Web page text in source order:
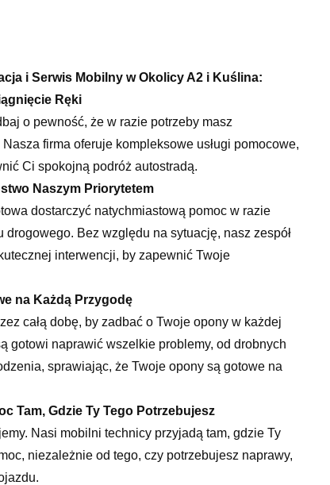
i Serwis Mobilny w Okolicy A2 i Kuślina:
Ręki
o pewność, że w razie potrzeby masz
firma oferuje kompleksowe usługi pomocowe,
Ci spokojną podróż autostradą.
Naszym Priorytetem
dostarczyć natychmiastową pomoc w razie
drogowego. Bez względu na sytuację, nasz zespół
interwencji, by zapewnić Twoje
na Każdą Przygodę
całą dobę, by zadbać o Twoje opony w każdej
gotowi naprawić wszelkie problemy, od drobnych
sprawiając, że Twoje opony są gotowe na
Tam, Gdzie Ty Tego Potrzebujesz
Nasi mobilni technicy przyjadą tam, gdzie Ty
niezależnie od tego, czy potrzebujesz naprawy,